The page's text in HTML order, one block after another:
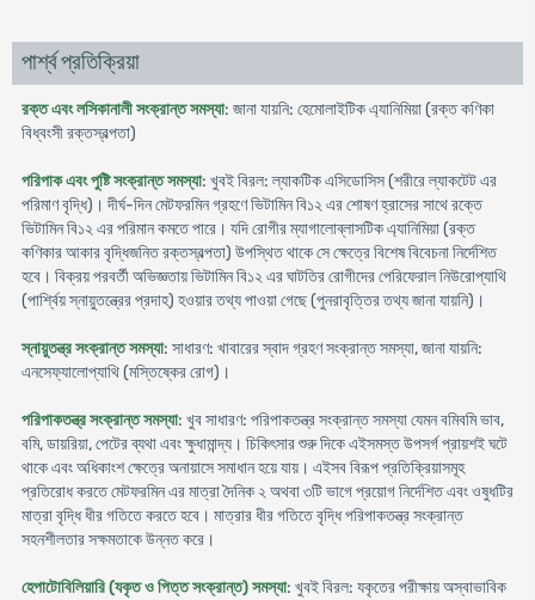
পার্শ্ব প্রতিক্রিয়া
রক্ত এবং লসিকানালী সংক্রান্ত সমস্যা: জানা যায়নি: হেমোলাইটিক এ্যানিমিয়া (রক্ত কণিকা
বিধ্বংসী রক্তস্বল্পতা)
পরিপাক এবং পুষ্টি সংক্রান্ত সমস্যা: খুবই বিরল: ল্যাকটিক এসিডোসিস (শরীরে ল্যাকটেট এর
পরিমাণ বৃদ্ধি)। দীর্ঘ-দিন মেটফরমিন গ্রহণে ভিটামিন বি১২ এর শোষণ হ্রাসের সাথে রক্তে
ভিটামিন বি১২ এর পরিমান কমতে পারে। যদি রোগীর ম্যাগালোব্লাসটিক এ্যানিমিয়া (রক্ত
কণিকার আকার বৃদ্ধিজনিত রক্তস্বল্পতা) উপস্থিত থাকে সে ক্ষেত্রে বিশেষ বিবেচনা নির্দেশিত
হবে। বিক্রয় পরবর্তী অভিজ্ঞতায় ভিটামিন বি১২ এর ঘাটতির রোগীদের পেরিফেরাল নিউরোপ্যাথি
(পার্শ্বিয় স্নায়ুতন্ত্রের প্রদাহ) হওয়ার তথ্য পাওয়া গেছে (পুনরাবৃত্তির তথ্য জানা যায়নি)।
স্নায়ুতন্ত্র সংক্রান্ত সমস্যা: সাধারণ: খাবারের স্বাদ গ্রহণ সংক্রান্ত সমস্যা, জানা যায়নি:
এনসেফ্যালোপ্যাথি (মস্তিষ্কের রোগ)।
পরিপাকতন্ত্র সংক্রান্ত সমস্যা: খুব সাধারণ: পরিপাকতন্ত্র সংক্রান্ত সমস্যা যেমন বমিবমি ভাব,
বমি, ডায়রিয়া, পেটের ব্যথা এবং ক্ষুধামান্দ্য। চিকিৎসার শুরু দিকে এইসমস্ত উপসর্গ প্রায়শই ঘটে
থাকে এবং অধিকাংশ ক্ষেত্রে অনায়াসে সমাধান হয়ে যায়। এইসব বিরূপ প্রতিক্রিয়াসমূহ
প্রতিরোধ করতে মেটফরমিন এর মাত্রা দৈনিক ২ অথবা ৩টি ভাগে প্রয়োগ নির্দেশিত এবং ওষুধটির
মাত্রা বৃদ্ধি ধীর গতিতে করতে হবে। মাত্রার ধীর গতিতে বৃদ্ধি পরিপাকতন্ত্র সংক্রান্ত
সহনশীলতার সক্ষমতাকে উন্নত করে।
হেপাটোবিলিয়ারি (যকৃত ও পিত্ত সংক্রান্ত) সমস্যা: খুবই বিরল: যকৃতের পরীক্ষায় অস্বাভাবিক